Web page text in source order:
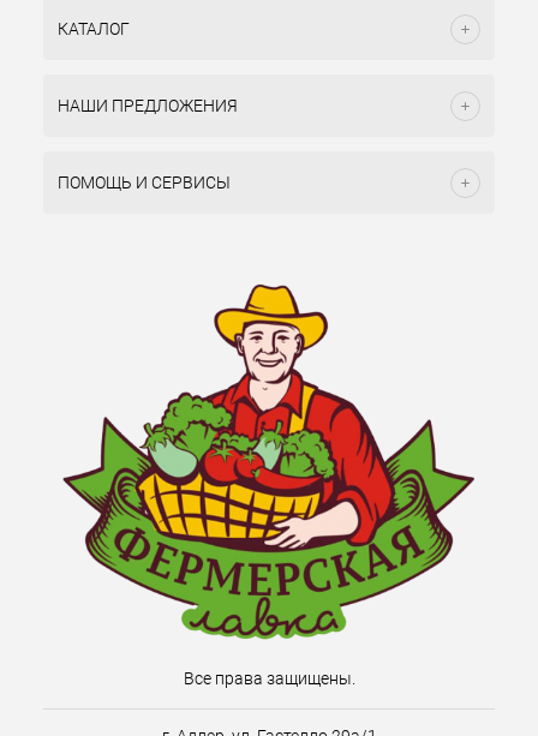
КАТАЛОГ
НАШИ ПРЕДЛОЖЕНИЯ
ПОМОЩЬ И СЕРВИСЫ
Все права защищены.